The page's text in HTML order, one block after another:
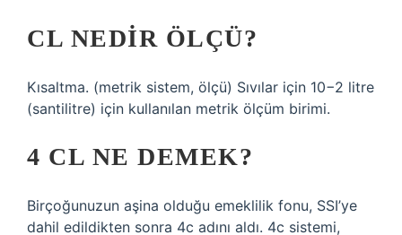
CL NEDIR ÖLÇÜ?
Kısaltma. (metrik sistem, ölçü) Sıvılar için 10−2 litre
(santilitre) için kullanılan metrik ölçüm birimi.
4 CL NE DEMEK?
Birçoğunuzun aşina olduğu emeklilik fonu, SSI’ye
dahil edildikten sonra 4c adını aldı. 4c sistemi,